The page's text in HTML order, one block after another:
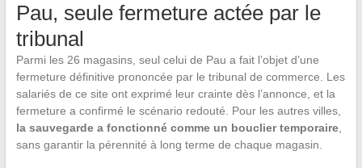
Pau, seule fermeture actée par le
tribunal
Parmi les 26 magasins, seul celui de Pau a fait l’objet d’une
fermeture définitive prononcée par le tribunal de commerce. Les
salariés de ce site ont exprimé leur crainte dès l’annonce, et la
fermeture a confirmé le scénario redouté. Pour les autres villes,
la sauvegarde a fonctionné comme un bouclier temporaire,
sans garantir la pérennité à long terme de chaque magasin.